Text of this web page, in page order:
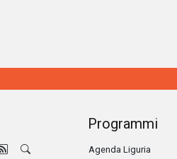
Programmi
Agenda Liguria